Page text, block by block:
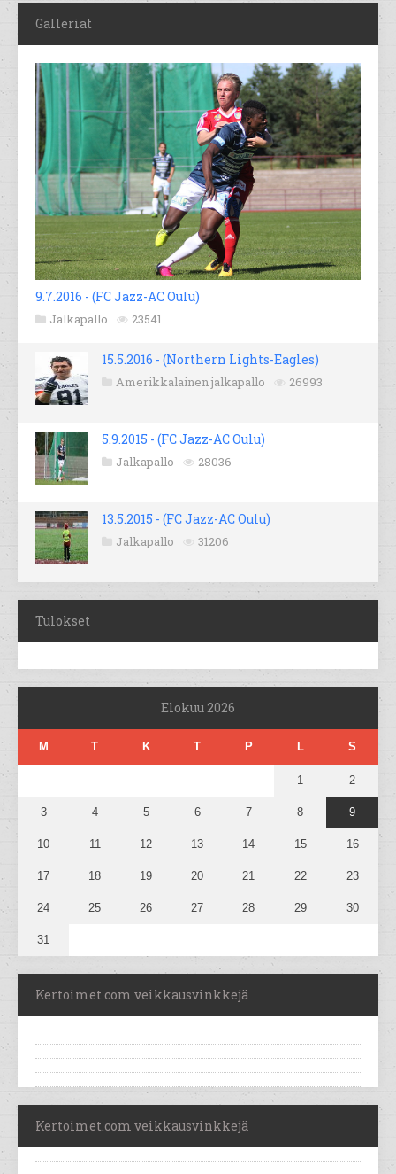
Galleriat
9.7.2016 - (FC Jazz-AC Oulu)
Jalkapallo 23541
15.5.2016 - (Northern Lights-Eagles)
Amerikkalainen jalkapallo 26993
5.9.2015 - (FC Jazz-AC Oulu)
Jalkapallo 28036
13.5.2015 - (FC Jazz-AC Oulu)
Jalkapallo 31206
Tulokset
Elokuu 2026
M T K T P L S
1 2
3 4 5 6 7 8 9
10 11 12 13 14 15 16
17 18 19 20 21 22 23
24 25 26 27 28 29 30
31
Kertoimet.com veikkausvinkkejä
Kertoimet.com veikkausvinkkejä